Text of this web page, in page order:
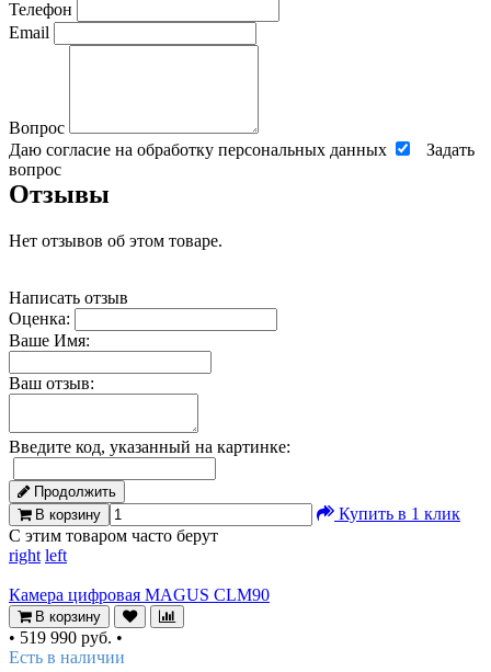
Телефон
Email
Вопрос
Даю согласие на обработку персональных данных
Задать
вопрос
Отзывы
Нет отзывов об этом товаре.
Написать отзыв
Оценка:
Ваше Имя:
Ваш отзыв:
Введите код, указанный на картинке:
Продолжить
В корзину
Купить в 1 клик
С этим товаром часто берут
right left
Камера цифровая MAGUS CLM90
В корзину
• 519 990 руб. •
Есть в наличии